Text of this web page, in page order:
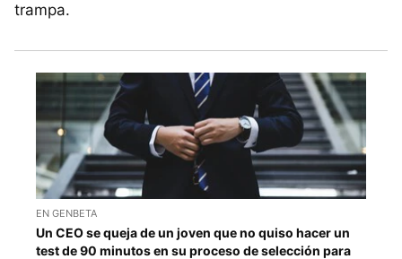
trampa.
EN GENBETA
Un CEO se queja de un joven que no quiso hacer un
test de 90 minutos en su proceso de selección para